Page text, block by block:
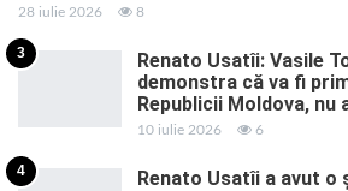
28 iulie 2026 8
3
Renato Usatîi: Vasile
demonstra că va fi
Republicii Moldova, nu
10 iulie 2026 6
4
Renato Usatîi a avut o